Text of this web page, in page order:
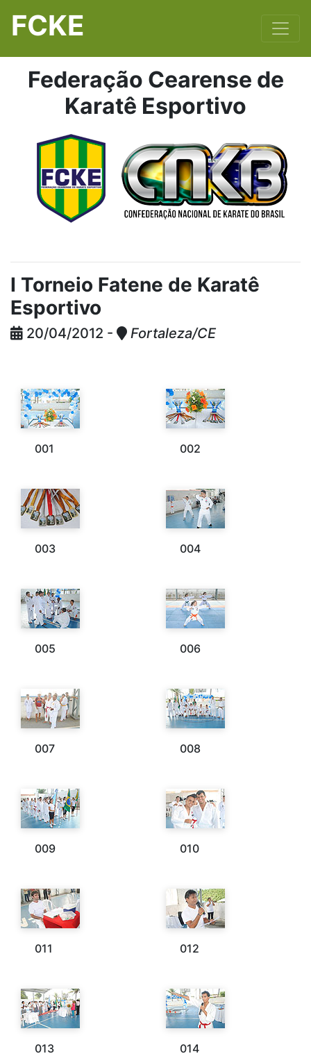
FCKE
Federação Cearense de
Karatê Esportivo
I Torneio Fatene de Karatê
Esportivo
20/04/2012 - Fortaleza/CE
001 002
003 004
005 006
007 008
009 010
011 012
013 014